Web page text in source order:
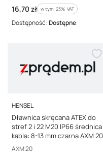
Cena brutto
16,70 zł w tym %s VAT
w tym 23% VAT
Dostępność:Dostępne
PRODUCENT
HENSEL
Dławnica skręcana ATEX do
stref 2 i 22 M20 IP66 średnica
kabla: 8-13 mm czarna AXM 20
Kod producenta
AXM 20